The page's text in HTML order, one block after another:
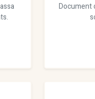
Document